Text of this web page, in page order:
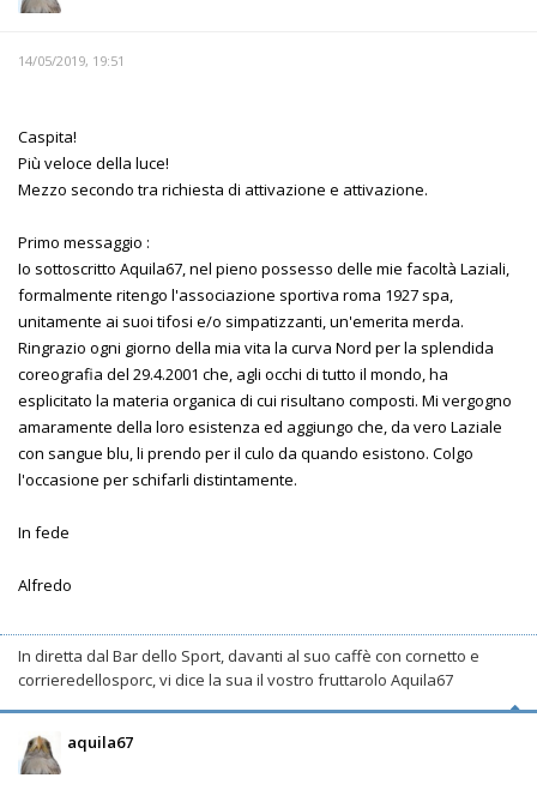
14/05/2019, 19:51
Caspita!
Più veloce della luce!
Mezzo secondo tra richiesta di attivazione e attivazione.
Primo messaggio :
Io sottoscritto Aquila67, nel pieno possesso delle mie facoltà Laziali,
formalmente ritengo l'associazione sportiva roma 1927 spa,
unitamente ai suoi tifosi e/o simpatizzanti, un'emerita merda.
Ringrazio ogni giorno della mia vita la curva Nord per la splendida
coreografia del 29.4.2001 che, agli occhi di tutto il mondo, ha
esplicitato la materia organica di cui risultano composti. Mi vergogno
amaramente della loro esistenza ed aggiungo che, da vero Laziale
con sangue blu, li prendo per il culo da quando esistono. Colgo
l'occasione per schifarli distintamente.
In fede
Alfredo
In diretta dal Bar dello Sport, davanti al suo caffè con cornetto e
corrieredellosporc, vi dice la sua il vostro fruttarolo Aquila67
aquila67